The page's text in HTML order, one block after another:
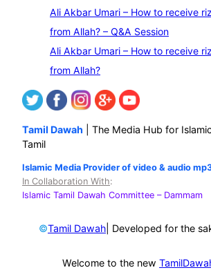
Ali Akbar Umari – How to receive
from Allah? – Q&A Session
Ali Akbar Umari – How to receive
from Allah?
Tamil Dawah | The Media Hub for
Tamil
Islamic Media Provider of video & audio
In Collaboration With:
Islamic Tamil Dawah Committee – Dammam
©Tamil Dawah | Developed for the
Welcome to the new